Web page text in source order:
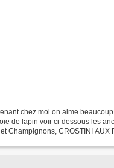
chez moi on aime
de lapin voir ci-dessous les
Champignons, CROSTINI AUX